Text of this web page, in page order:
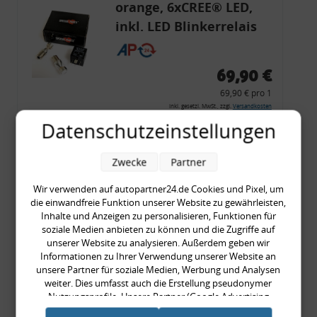
orange, 6xCREE® LED,
inkl. LED Blinkerrelais
CF 14
69,90 €
69,90 € pro 1
inkl. gesetzl. MwSt., zzgl. Versandkosten
Merkzettel
Zum Artikel
Rückleuchtenband mit
Blinker, rot, US-Ecken,
Audi 80 Cabrio, Typ 89,
OE-Nr.: 8G0945225 +
8G0945225C
999,99 €
Datenschutzeinstellungen
Wir verwenden auf autopartner24.de Cookies und Pixel, um
die einwandfreie Funktion unserer Website zu gewährleisten,
Inhalte und Anzeigen zu personalisieren, Funktionen für
soziale Medien anbieten zu können und die Zugriffe auf
unserer Website zu analysieren. Außerdem geben wir
Informationen zu Ihrer Verwendung unserer Website an
unsere Partner für soziale Medien, Werbung und Analysen
weiter. Dies umfasst auch die Erstellung pseudonymer
Nutzungsprofile. Unsere Partner (Google Advertising
Products) führen diese Informationen möglicherweise mit
Zwecke Partner